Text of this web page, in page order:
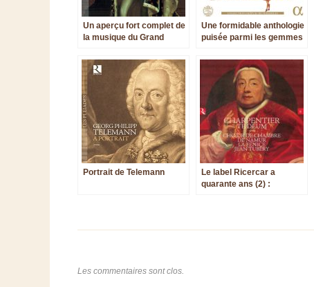
Un aperçu fort complet de
la musique du Grand
Une formidable anthologie
puisée parmi les gemmes
Zig Zag Territoires
Portrait de Telemann
Le label Ricercar a
quarante ans (2) :
Les commentaires sont clos.